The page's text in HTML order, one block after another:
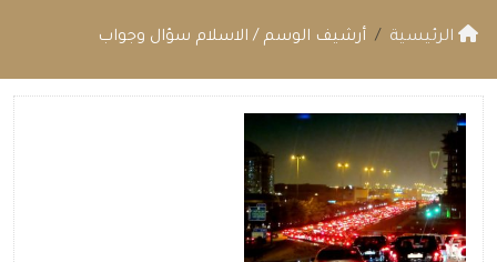
الرئيسية أرشيف الوسم / الاسلام سؤال وجواب